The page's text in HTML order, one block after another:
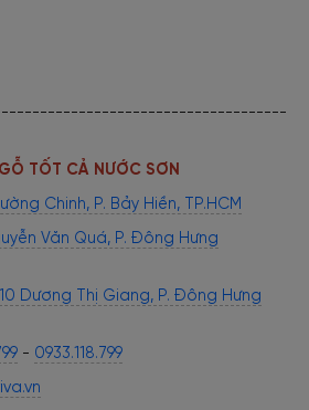
TỐT CẢ NƯỚC SƠN
Chinh, P. Bảy Hiền, TP.HCM
Văn Quá, P. Đông Hưng
Dương Thị Giang, P. Đông Hưng
- 0933.118.799